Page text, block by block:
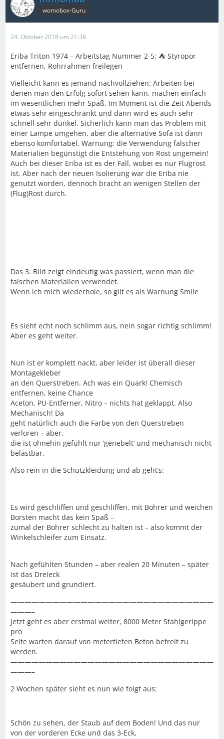
womobox-Guru
24. Oktober 2018 um 21:38
Eriba Triton 1974 – Arbeitstag Nummer 2-5: ⛺ Styropor
entfernen, Rohrrahmen freilegen
Vielleicht kann es jemand nachvollziehen: Arbeiten bei
denen man den Erfolg sofort sehen kann, machen einfach
im wesentlichen mehr Spaß. Im Moment ist die Zeit Abends
etwas sehr eingeschränkt und dann wird es auch sehr
schnell sehr dunkel. Sicherlich kann man das Problem mit
einer Lampe umgehen, aber die alternative Sofa ist dann
ebenso komfortabel. Warnung: die Verwendung falscher
Materialien begünstigt die Entstehung von Rost ungemein!
Auch bei dieser Eriba ist es der Fall, wobei es nur Flugrost
ist. Aber nach der neuen Isolierung war die Eriba nie
genutzt worden, dennoch bracht an wenigen Stellen der
(Flug)Rost durch.
Das 3. Bild zeigt eindeutig was passiert, wenn man die
falschen Materialien verwendet.
Wenn ich mich wiederhole, so gilt es als Warnung Smile
Es sieht echt noch schlimm aus, nein sogar richtig schlimm!
Aber es geht weiter.
Nun ist er komplett nackt, aber leider ist überall dieser
Montagekleber
an den Querstreben. Ach was ein Quark! Chemisch
entfernen, keine Chance
Aceton, PU-Entferner, Nitro – nichts hat geklappt. Also
Mechanisch! Da
geht natürlich auch die Farbe von den Querstreben
verloren – aber,
die ist ohnehin gefühlt nur ‘genebelt’ und mechanisch nicht
belastbar.
Also rein in die Schutzkleidung und ab geht’s:
Es wird geschliffen und geschliffen, mit Bohrer und weichen
Borsten macht das kein Spaß –
zumal der Bohrer schlecht zu halten ist – also kommt der
Winkelschleifer zum Einsatz.
Nach gefühlten Stunden – aber realen 20 Minuten – später
ist das Dreieck
gesäubert und grundiert.
—————————————————————————————
———–
Jetzt geht es aber erstmal weiter, 8000 Meter Stahlgerippe
pro
Seite warten darauf von metertiefen Beton befreit zu
werden.
—————————————————————————————
———–
2 Wochen später sieht es nun wie folgt aus:
Schön zu sehen, der Staub auf dem Boden! Und das nur
von der vorderen Ecke und das 3-Eck,